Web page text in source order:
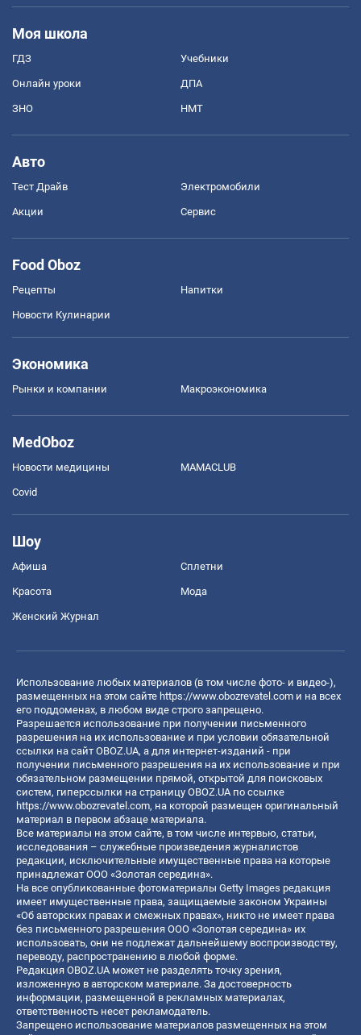
Моя школа
ГДЗ Учебники
Онлайн уроки ДПА
ЗНО НМТ
Авто
Тест Драйв Электромобили
Акции Сервис
Food Oboz
Рецепты Напитки
Новости Кулинарии
Экономика
Рынки и компании Mакроэкономика
MedOboz
Новости медицины MAMACLUB
Covid
Шоу
Афиша Сплетни
Красота Мода
Женский Журнал
Использование любых материалов (в том числе фото- и видео-),
размещенных на этом сайте https://www.obozrevatel.com и на всех
его поддоменах, в любом виде строго запрещено.
Разрешается использование при получении письменного
разрешения на их использование и при условии обязательной
ссылки на сайт OBOZ.UA, а для интернет-изданий - при
получении письменного разрешения на их использование и при
обязательном размещении прямой, открытой для поисковых
систем, гиперссылки на страницу OBOZ.UA по ссылке
https://www.obozrevatel.com, на которой размещен оригинальный
материал в первом абзаце материала.
Все материалы на этом сайте, в том числе интервью, статьи,
исследования – служебные произведения журналистов
редакции, исключительные имущественные права на которые
принадлежат ООО «Золотая середина».
На все опубликованные фотоматериалы Getty Images редакция
имеет имущественные права, защищаемые законом Украины
«Об авторских правах и смежных правах», никто не имеет права
без письменного разрешения ООО «Золотая середина» их
использовать, они не подлежат дальнейшему воспроизводству,
переводу, распространению в любой форме.
Редакция OBOZ.UA может не разделять точку зрения,
изложенную в авторском материале. За достоверность
информации, размещенной в рекламных материалах,
ответственность несет рекламодатель.
Запрещено использование материалов размещенных на этом